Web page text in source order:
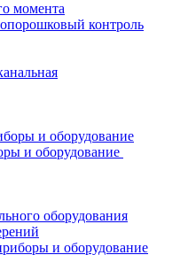
момента
контроль
и оборудование
оборудования